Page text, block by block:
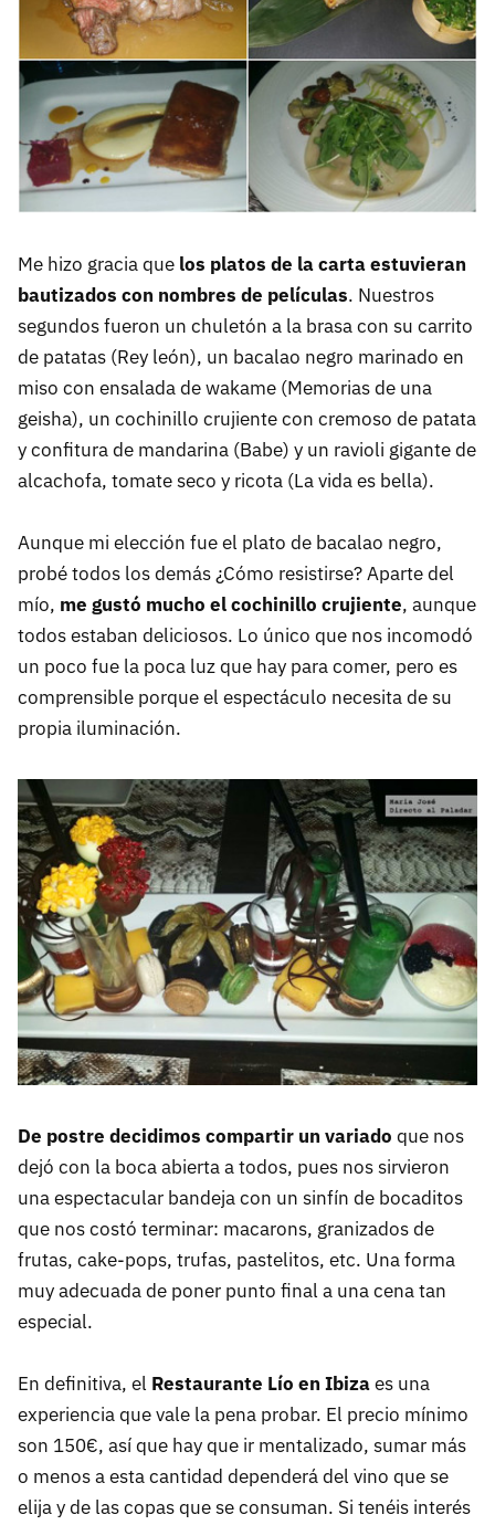
Me hizo gracia que los platos de la carta estuvieran
bautizados con nombres de películas. Nuestros
segundos fueron un chuletón a la brasa con su carrito
de patatas (Rey león), un bacalao negro marinado en
miso con ensalada de wakame (Memorias de una
geisha), un cochinillo crujiente con cremoso de patata
y confitura de mandarina (Babe) y un ravioli gigante de
alcachofa, tomate seco y ricota (La vida es bella).
Aunque mi elección fue el plato de bacalao negro,
probé todos los demás ¿Cómo resistirse? Aparte del
mío, me gustó mucho el cochinillo crujiente, aunque
todos estaban deliciosos. Lo único que nos incomodó
un poco fue la poca luz que hay para comer, pero es
comprensible porque el espectáculo necesita de su
propia iluminación.
De postre decidimos compartir un variado que nos
dejó con la boca abierta a todos, pues nos sirvieron
una espectacular bandeja con un sinfín de bocaditos
que nos costó terminar: macarons, granizados de
frutas, cake-pops, trufas, pastelitos, etc. Una forma
muy adecuada de poner punto final a una cena tan
especial.
En definitiva, el Restaurante Lío en Ibizaes una
experiencia que vale la pena probar. El precio mínimo
son 150€, así que hay que ir mentalizado, sumar más
o menos a esta cantidad dependerá del vino que se
elija y de las copas que se consuman. Si tenéis interés